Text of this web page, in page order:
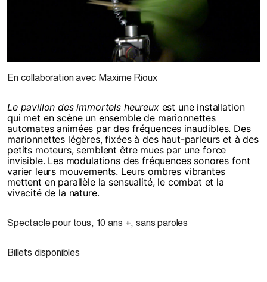
En collaboration avec Maxime Rioux
Le pavillon des immortels heureux est une installation
qui met en scène un ensemble de marionnettes
automates animées par des fréquences inaudibles. Des
marionnettes légères, fixées à des haut-parleurs et à des
petits moteurs, semblent être mues par une force
invisible. Les modulations des fréquences sonores font
varier leurs mouvements. Leurs ombres vibrantes
mettent en parallèle la sensualité, le combat et la
vivacité de la nature.
Spectacle pour tous, 10 ans +, sans paroles
Billets disponibles